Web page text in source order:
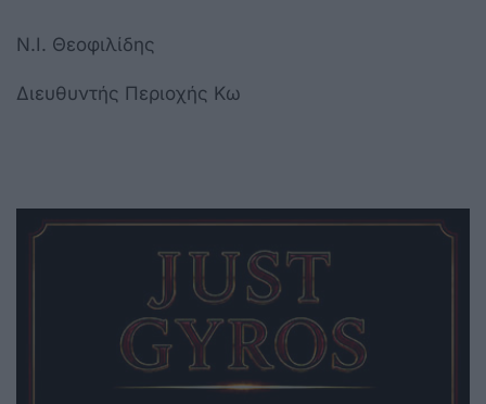
Ν.Ι. Θεοφιλίδης
Διευθυντής Περιοχής Κω